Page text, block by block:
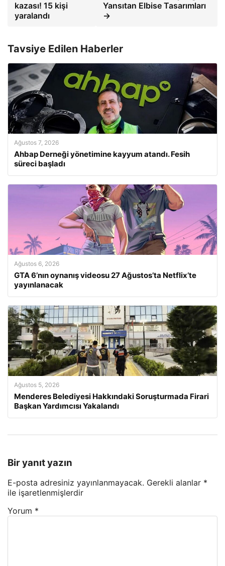
kazası! 15 kişi
yaralandı
Yansıtan Elbise Tasarımları
→
Tavsiye Edilen Haberler
Ağustos 7, 2026
Ahbap Derneği yönetimine kayyum atandı. Fesih
süreci başladı
Ağustos 6, 2026
GTA 6’nın oynanış videosu 27 Ağustos’ta Netflix’te
yayınlanacak
Ağustos 5, 2026
Menderes Belediyesi Hakkındaki Soruşturmada Firari
Başkan Yardımcısı Yakalandı
Bir yanıt yazın
E-posta adresiniz yayınlanmayacak. Gerekli alanlar *
ile işaretlenmişlerdir
Yorum *